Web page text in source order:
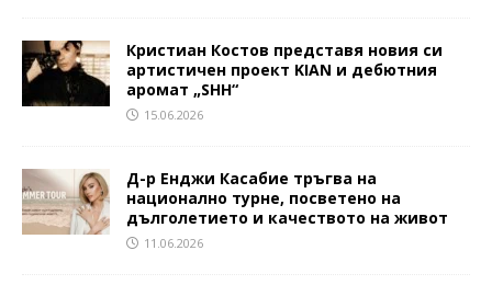
Кристиан Костов представя новия си
артистичен проект KIAN и дебютния
аромат „SHH“
15.06.2026
Д-р Енджи Касабие тръгва на
национално турне, посветено на
дълголетието и качеството на живот
11.06.2026